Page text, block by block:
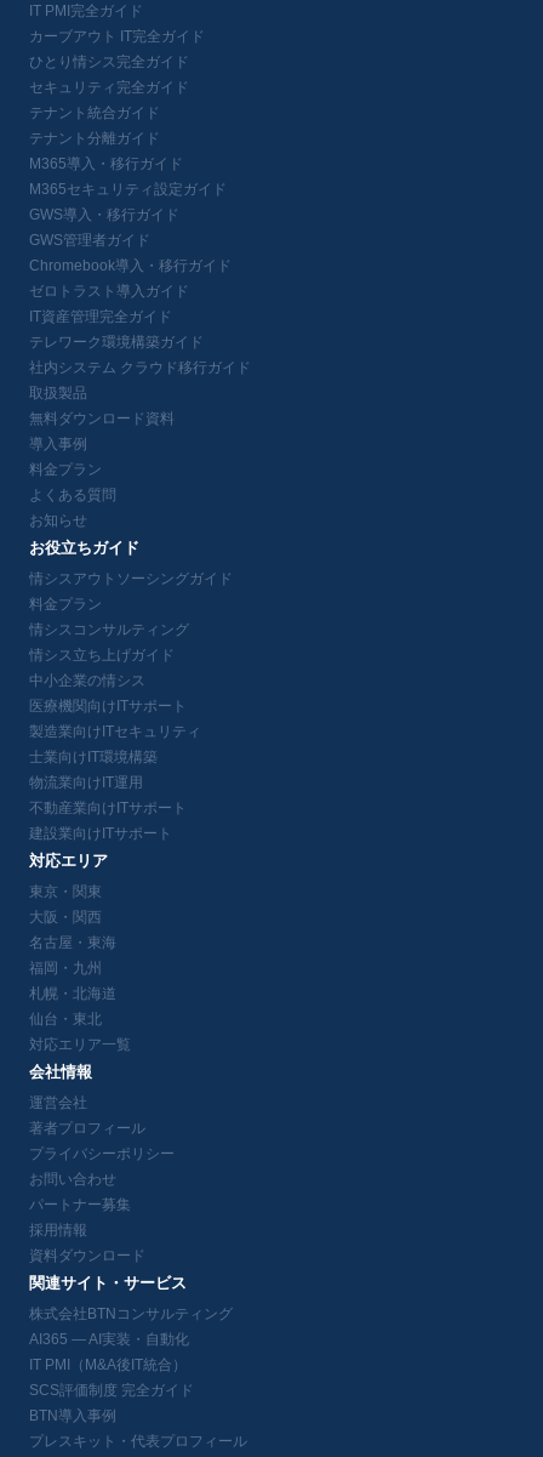
IT PMI完全ガイド
カーブアウト IT完全ガイド
ひとり情シス完全ガイド
セキュリティ完全ガイド
テナント統合ガイド
テナント分離ガイド
M365導入・移行ガイド
M365セキュリティ設定ガイド
GWS導入・移行ガイド
GWS管理者ガイド
Chromebook導入・移行ガイド
ゼロトラスト導入ガイド
IT資産管理完全ガイド
テレワーク環境構築ガイド
社内システム クラウド移行ガイド
取扱製品
無料ダウンロード資料
導入事例
料金プラン
よくある質問
お知らせ
お役立ちガイド
情シスアウトソーシングガイド
料金プラン
情シスコンサルティング
情シス立ち上げガイド
中小企業の情シス
医療機関向けITサポート
製造業向けITセキュリティ
士業向けIT環境構築
物流業向けIT運用
不動産業向けITサポート
建設業向けITサポート
対応エリア
東京・関東
大阪・関西
名古屋・東海
福岡・九州
札幌・北海道
仙台・東北
対応エリア一覧
会社情報
運営会社
著者プロフィール
プライバシーポリシー
お問い合わせ
パートナー募集
採用情報
資料ダウンロード
関連サイト・サービス
株式会社BTNコンサルティング
AI365 — AI実装・自動化
IT PMI（M&A後IT統合）
SCS評価制度 完全ガイド
BTN導入事例
プレスキット・代表プロフィール